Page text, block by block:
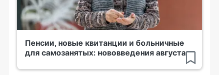
Пенсии, новые квитанции и больничные
для самозанятых: нововведения августа